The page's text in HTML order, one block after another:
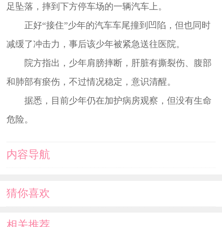
足坠落，摔到下方停车场的一辆汽车上。
正好“接住”少年的汽车车尾撞到凹陷，但也同时
减缓了冲击力，事后该少年被紧急送往医院。
院方指出，少年肩膀摔断，肝脏有撕裂伤、腹部
和肺部有瘀伤，不过情况稳定，意识清醒。
据悉，目前少年仍在加护病房观察，但没有生命
危险。
内容导航
猜你喜欢